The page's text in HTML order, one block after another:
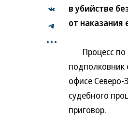
...
в убийстве
от наказания
Процесс по
офисе
судебного
приговор.